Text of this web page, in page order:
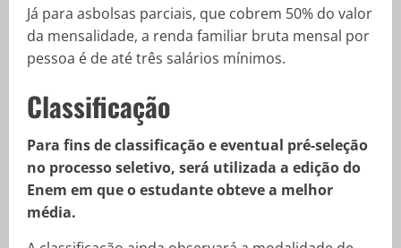
Já para asbolsas parciais, que cobrem 50% do valor
da mensalidade, a renda familiar bruta mensal por
pessoa é de até três salários mínimos.
Classificação
Para fins de classificação e eventual pré-seleção
no processo seletivo, será utilizada a edição do
Enem em que o estudante obteve a melhor
média.